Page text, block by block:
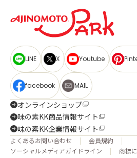
LINE X Youtube
facebook MAIL
オンラインショップ
味の素KK商品情報サイト
味の素KK企業情報サイト
よくあるお問い合わせ
会員規約
ソーシャルメディアガイドライン
商標